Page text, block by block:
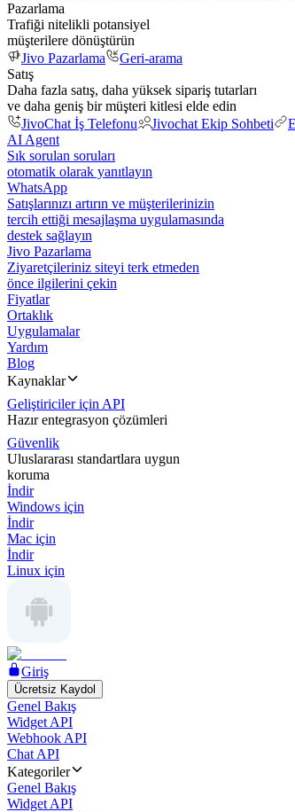
Pazarlama
Trafiği nitelikli potansiyel
müşterilere dönüştürün
Jivo Pazarlama
Geri-arama
Satış
Daha fazla satış, daha yüksek sipariş tutarları
ve daha geniş bir müşteri kitlesi elde edin
JivoChat İş Telefonu
Jivochat Ekip Sohbeti
AI Agent
Sık sorulan soruları
otomatik olarak yanıtlayın
WhatsApp
Satışlarınızı artırın ve müşterilerinizin
tercih ettiği mesajlaşma uygulamasında
destek sağlayın
Jivo Pazarlama
Ziyaretçileriniz siteyi terk etmeden
önce ilgilerini çekin
Fiyatlar
Ortaklık
Uygulamalar
Yardım
Blog
Kaynaklar
Geliştiriciler için API
Hazır entegrasyon çözümleri
Güvenlik
Uluslararası standartlara uygun
koruma
İndir
Windows için
İndir
Mac için
İndir
Linux için
Giriş
Ücretsiz Kaydol
Genel Bakış
Widget API
Webhook API
Chat API
Kategoriler
Genel Bakış
Widget API